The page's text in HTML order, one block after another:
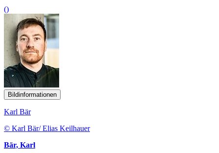
()
Bildinformationen
Karl Bär
© Karl Bär/ Elias Keilhauer
Bär, Karl